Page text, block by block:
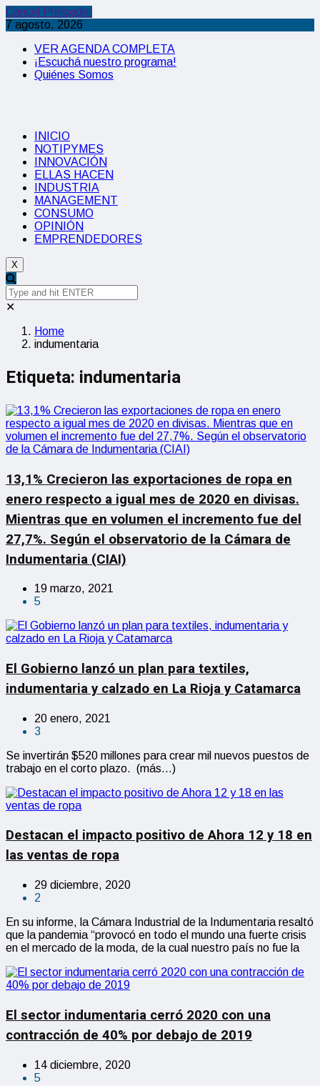
Cancel Preloader
7 agosto, 2026
VER AGENDA COMPLETA
¡Escuchá nuestro programa!
Quiénes Somos
INICIO
NOTIPYMES
INNOVACIÓN
ELLAS HACEN
INDUSTRIA
MANAGEMENT
CONSUMO
OPINIÓN
EMPRENDEDORES
X
✕
Home
indumentaria
Etiqueta: indumentaria
13,1% Crecieron las exportaciones de ropa en
enero respecto a igual mes de 2020 en divisas.
Mientras que en volumen el incremento fue del
27,7%. Según el observatorio de la Cámara de
Indumentaria (CIAI)
19 marzo, 2021
5
El Gobierno lanzó un plan para textiles,
indumentaria y calzado en La Rioja y Catamarca
20 enero, 2021
3
Se invertirán $520 millones para crear mil nuevos puestos de
trabajo en el corto plazo. (más…)
Destacan el impacto positivo de Ahora 12 y 18 en
las ventas de ropa
29 diciembre, 2020
2
En su informe, la Cámara Industrial de la Indumentaria resaltó
que la pandemia “provocó en todo el mundo una fuerte crisis
en el mercado de la moda, de la cual nuestro país no fue la
El sector indumentaria cerró 2020 con una
contracción de 40% por debajo de 2019
14 diciembre, 2020
5